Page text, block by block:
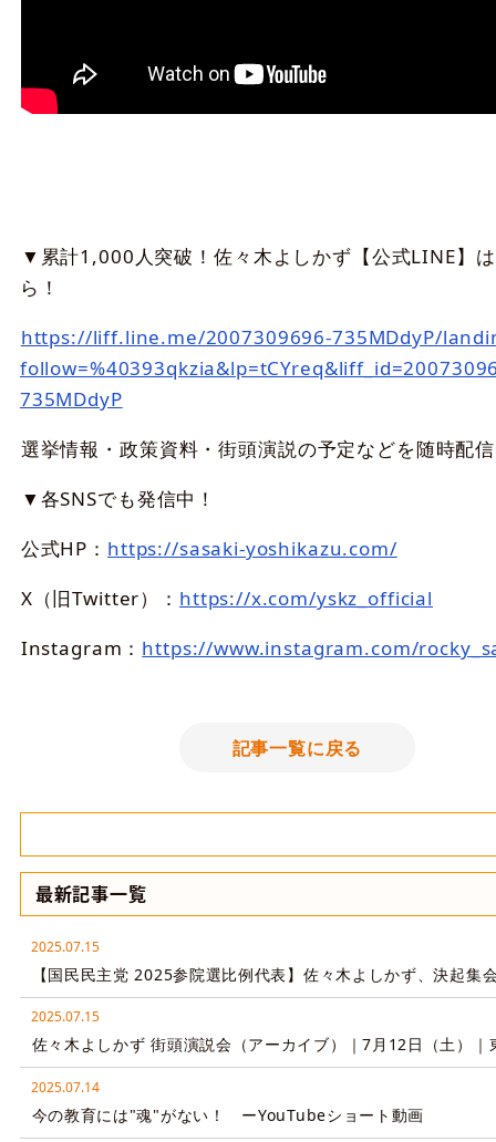
▼累計1,000人突破！佐々木よしかず【公式LINE】
ら！
https://liff.line.me/2007309696-735MDdyP/
735MDdyP
選挙情報・政策資料・街頭演説の予定などを随時配
▼各SNSでも発信中！
公式HP： https://sasaki-yoshikazu.com/
X（旧Twitter）： https://x.com/yskz_official
Instagram： https://www.instagram.com/
記事一覧に戻る
最新記事一覧
2025.07.15
【国民民主党 2025参院選比例代表】佐々木よしかず、決起集
2025.07.15
佐々木よしかず 街頭演説会（アーカイブ）｜7月12日（土）
2025.07.14
今の教育には"魂"がない！ ーYouTubeショート動画